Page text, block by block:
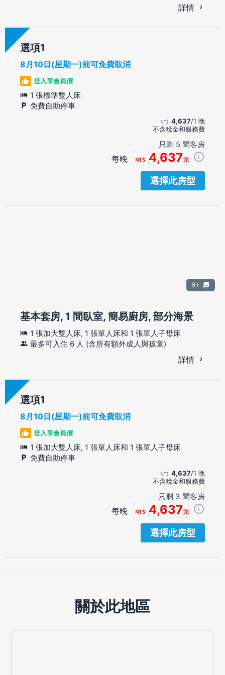
詳情
選項
8月10日(星期一)前可免費取消
登入享會員價
1 張標準雙人床
免費自助停車
4,637/1 晚
不含稅金和服務費
只剩 5 間客房
每晚 4,637元
選擇此房型
6+
基本套房, 1 間臥室, 簡易廚房, 部分海景
1 張加大雙人床, 1 張單人床和 1 張單人子母床
最多可入住 6 人 (含所有額外成人與孩童)
詳情
選項
8月10日(星期一)前可免費取消
登入享會員價
1 張加大雙人床, 1 張單人床和 1 張單人子母床
免費自助停車
4,637/1 晚
不含稅金和服務費
只剩 3 間客房
每晚 4,637元
選擇此房型
關於此地區